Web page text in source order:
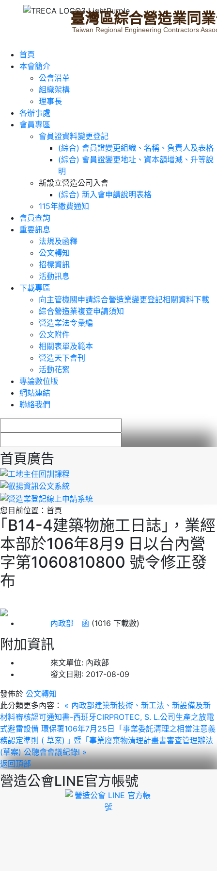
臺灣區綜合營造業同業
Taiwan Regional Engineering Contractors
首頁
本會簡介
公會沿革
組織架構
理事長
各辦事處
會員專區
會員證資料變更登記
(綜合) 會員證變更組織、名稱、負責人及表格
(綜合) 會員證變更地址、資本額增減、升等說
明
新設立營造公司入會
(綜合) 新入會申請說明表格
115年繳費通知
會員查詢
重要訊息
法規及函釋
公文轉知
招標資訊
活動訊息
下載專區
向主管機關申請綜合營造業變更登記相關資料下載
綜合營造業複查申請須知
營造業法令彙編
公文附件
相關表單及範本
營造天下會刊
活動花絮
專論數位版
網站連結
聯絡我們
首頁廣告
您目前位置： 首頁
｢B14-4建築物施工日誌｣，業經
本部於106年8月9 日以台內營
字第1060810800 號令修正發
布
內政部 函 (1016 下載數)
附加資訊
來文單位: 內政部
發文日期: 2017-08-09
發佈於 公文轉知
此分類更多內容：
« 內政部建築新技術、新工法、新設備及新
材料審核認可通知書-西班牙CIRPROTEC, S. L.公司生產之放電
式避雷設備 環保署106年7月25日「事業委託清理之相當注意義
務認定準則 ( 草案) ｣ 暨「事業廢棄物清理計畫書審查管理辦法
(草案) 公聽會會議紀錄l »
返回頂部
營造公會LINE官方帳號